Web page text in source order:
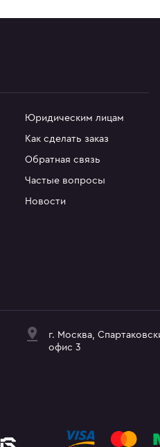
Юридическим лицам
Как сделать заказ
Обратная связь
Частые вопросы
Новости
г. Москва,
офис 3